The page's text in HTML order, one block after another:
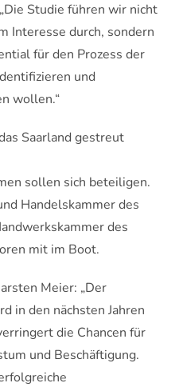
Studie führen wir nicht
Interesse durch, sondern
für den Prozess der
und
wollen.“
Saarland gestreut
sollen sich beteiligen.
Handelskammer des
des
mit im Boot.
Meier: „Der
in den nächsten Jahren
die Chancen für
und Beschäftigung.